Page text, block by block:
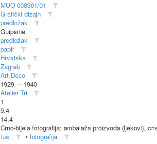
MUO-008301/01
Grafički dizajn
predložak
Guipsine
predložak
papir
Hrvatska
Zagreb
Art Deco
1929. – 1940
Atelier Tri
1
9.4
14.4
Crno-bijela fotografija: ambalaža proizvoda (ljekovi),
tuš • fotografija